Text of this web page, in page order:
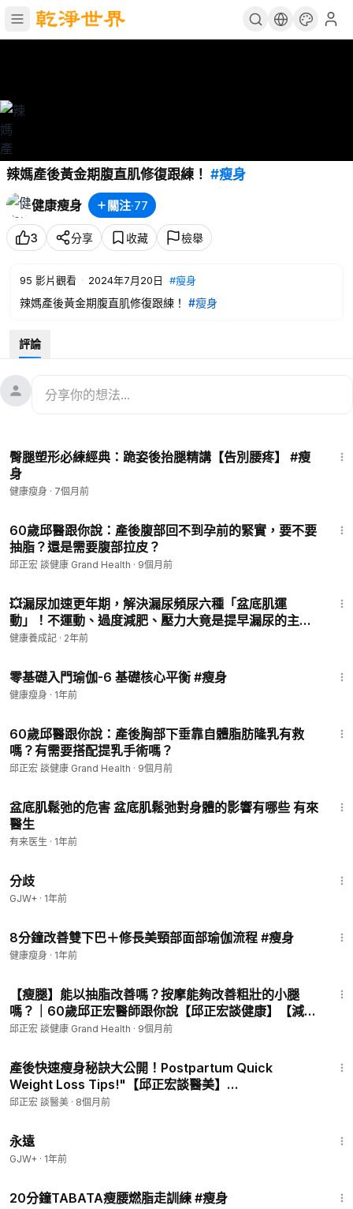
辣媽產後黃金期腹直肌修復跟練！ #瘦身
健康瘦身
關注·77
3 分享 收藏 檢舉
95 影片觀看 · 2024年7月20日 #瘦身
辣媽產後黃金期腹直肌修復跟練！ #瘦身
評論
臀腿塑形必練經典：跪姿後抬腿精講【告別腰疼】 #瘦
身
健康瘦身 · 7個月前
60歲邱醫跟你說：產後腹部回不到孕前的緊實，要不要
抽脂？還是需要腹部拉皮？
邱正宏 談健康 Grand Health · 9個月前
💥漏尿加速更年期，解決漏尿頻尿六種「盆底肌運
動」！不運動、過度減肥、壓力大竟是提早漏尿的主
因，吳明珠中醫教你這樣做！ | 健康養成記with Amber
健康養成記 · 2年前
零基礎入門瑜伽-6 基礎核心平衡 #瘦身
健康瘦身 · 1年前
60歲邱醫跟你說：產後胸部下垂靠自體脂肪隆乳有救
嗎？有需要搭配提乳手術嗎？
邱正宏 談健康 Grand Health · 9個月前
盆底肌鬆弛的危害 盆底肌鬆弛對身體的影響有哪些 有來
醫生
有来医生 · 1年前
分歧
GJW+ · 1年前
8分鐘改善雙下巴＋修長美頸部面部瑜伽流程 #瘦身
健康瘦身 · 1年前
【瘦腿】能以抽脂改善嗎？按摩能夠改善粗壯的小腿
嗎？｜60歲邱正宏醫師跟你說【邱正宏談健康】【減肥
瘦身】
邱正宏 談健康 Grand Health · 9個月前
產後快速瘦身秘訣大公開！Postpartum Quick
Weight Loss Tips!"【邱正宏談醫美】
邱正宏 談醫美 · 8個月前
永遠
GJW+ · 1年前
20分鐘TABATA瘦腰燃脂走訓練 #瘦身